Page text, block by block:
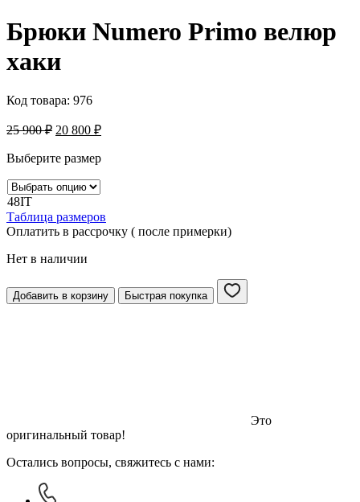
Брюки Numero Primo велюр
хаки
Код товара: 976
25 900₽ 20 800 ₽
Выберите размер
48IT
Таблица размеров
Оплатить в рассрочку ( после примерки)
Нет в наличии
Добавить в корзину Быстрая покупка
Это
оригинальный товар!
Остались вопросы, свяжитесь с нами: